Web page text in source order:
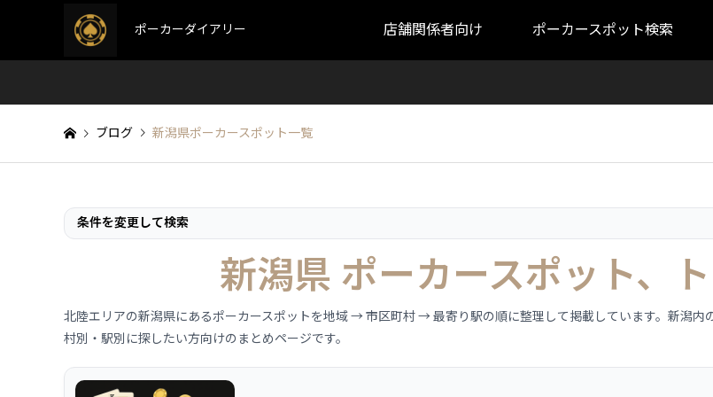
ポーカーダイアリー 店舗関係者向け ポーカースポット検索
ブログ 新潟県ポーカースポット一覧
条件を変更して検索
新潟県 ポーカースポット、
北陸エリアの新潟県にあるポーカースポットを地域 → 市区町村 → 最寄り駅の順に整理して掲載しています。新潟
村別・駅別に探したい方向けのまとめページです。